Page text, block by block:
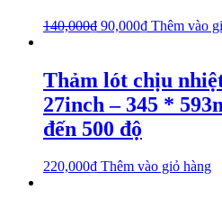
140,000₫ 90,000₫ Thêm vào
Thảm lót chịu
27inch – 345 *
đến 500 độ
220,000₫ Thêm vào giỏ hàng